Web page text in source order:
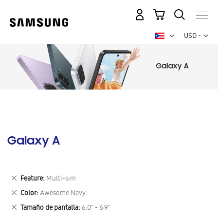
USD -
dólar
Mi carrito
Galaxy A
Feature Multi-sim
Eliminar
este
artículo
Color Awesome Navy
Eliminar
este
artículo
Tamaño de pantalla 6.0" - 6.9"
Eliminar